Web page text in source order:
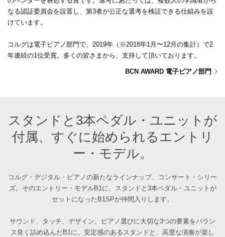
なる認証委員会を設置し、第3者が公正な選考を検証できる仕組みを設
けています。
コルグは電子ピアノ部門で、2019年（※2018年1月〜12月の集計）で2
年連続の1位受賞。多くの皆さまから、支持して頂いております。
BCN AWARD 電子ピアノ部門
スタンドと3本ペダル・ユニットが
付属、すぐに始められるエントリ
ー・モデル。
コルグ・デジタル・ピアノの新たなラインナップ、コンサート・シリー
ズ。そのエントリー・モデルB1に、スタンドと3本ペダル・ユニットが
セットになったB1SPが仲間入りします。
サウンド、タッチ、デザイン。ピアノ選びに大切な3つの要素をバラン
ス良く詰め込んだB1に、安定感のあるスタンドと、高度な演奏が楽し